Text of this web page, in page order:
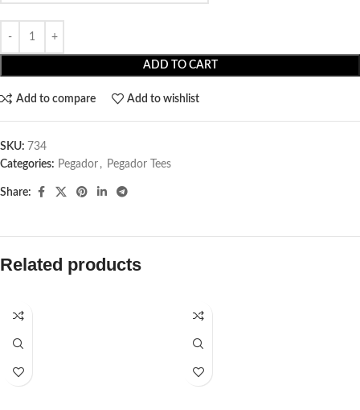
ADD TO CART
Add to compare Add to wishlist
SKU: 734
Categories: Pegador​ , Pegador Tees
Share:
Related products